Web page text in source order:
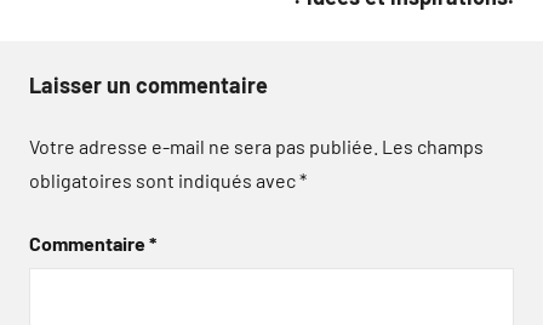
Laisser un commentaire
Votre adresse e-mail ne sera pas publiée. Les champs
obligatoires sont indiqués avec*
Commentaire*